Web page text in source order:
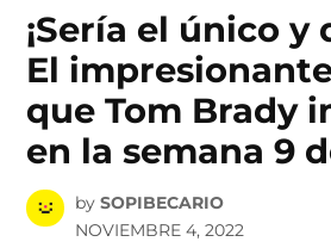
¡Sería el único y
El
que Tom Brady
en la semana 9
by SOPIBECARIO
NOVIEMBRE 4, 2022